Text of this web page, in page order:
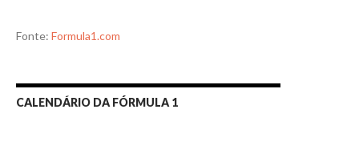
Fonte: Formula1.com
CALENDÁRIO DA FÓRMULA 1